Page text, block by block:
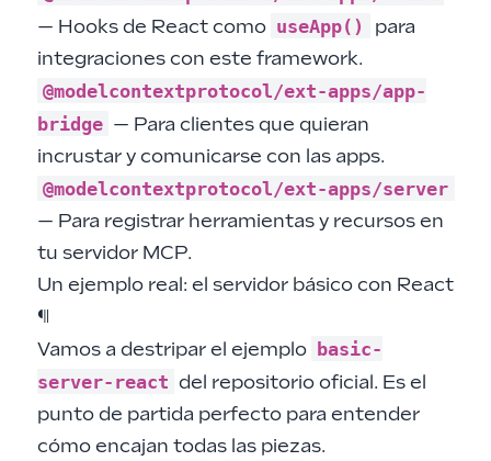
— Hooks de React como useApp()
para
integraciones con este framework.
@modelcontextprotocol/ext-apps/app-
bridge — Para clientes que quieran
incrustar y comunicarse con las apps.
@modelcontextprotocol/ext-apps/server
— Para registrar herramientas y recursos en
tu servidor MCP.
Un ejemplo real: el servidor básico con React
¶
Vamos a destripar el ejemplo basic-
server-react del repositorio oficial. Es el
punto de partida perfecto para entender
cómo encajan todas las piezas.